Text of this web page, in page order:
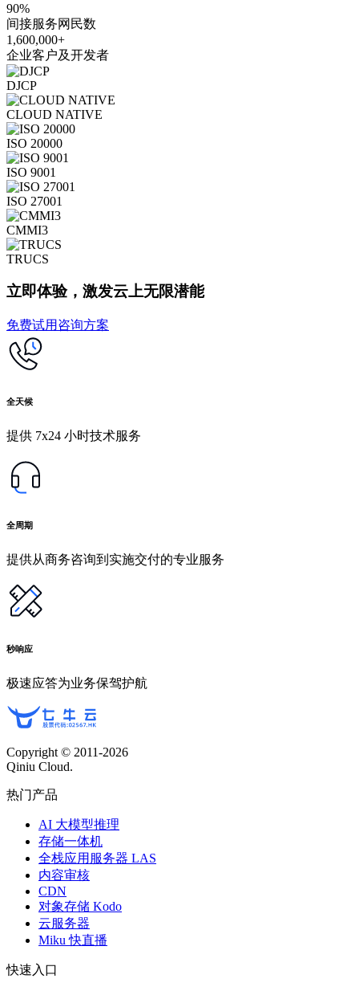
90%
间接服务网民数
1,600,000+
企业客户及开发者
DJCP
CLOUD NATIVE
ISO 20000
ISO 9001
ISO 27001
CMMI3
TRUCS
立即体验，激发云上无限潜能
免费试用 咨询方案
全天候
提供 7x24 小时技术服务
全周期
提供从商务咨询到实施交付的专业服务
秒响应
极速应答为业务保驾护航
Copyright © 2011-2026
Qiniu Cloud.
热门产品
AI 大模型推理
存储一体机
全栈应用服务器 LAS
内容审核
CDN
对象存储 Kodo
云服务器
Miku 快直播
快速入口